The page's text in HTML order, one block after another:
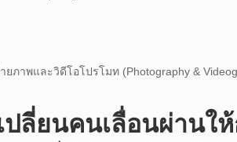
ยภาพและวิดีโอโปรโมท (Photography &
ลี่ยนคนเลื่อนผ่านใ